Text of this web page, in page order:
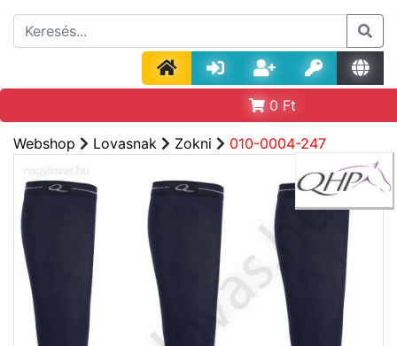
0 Ft
Webshop Lovasnak Zokni 010-0004-247